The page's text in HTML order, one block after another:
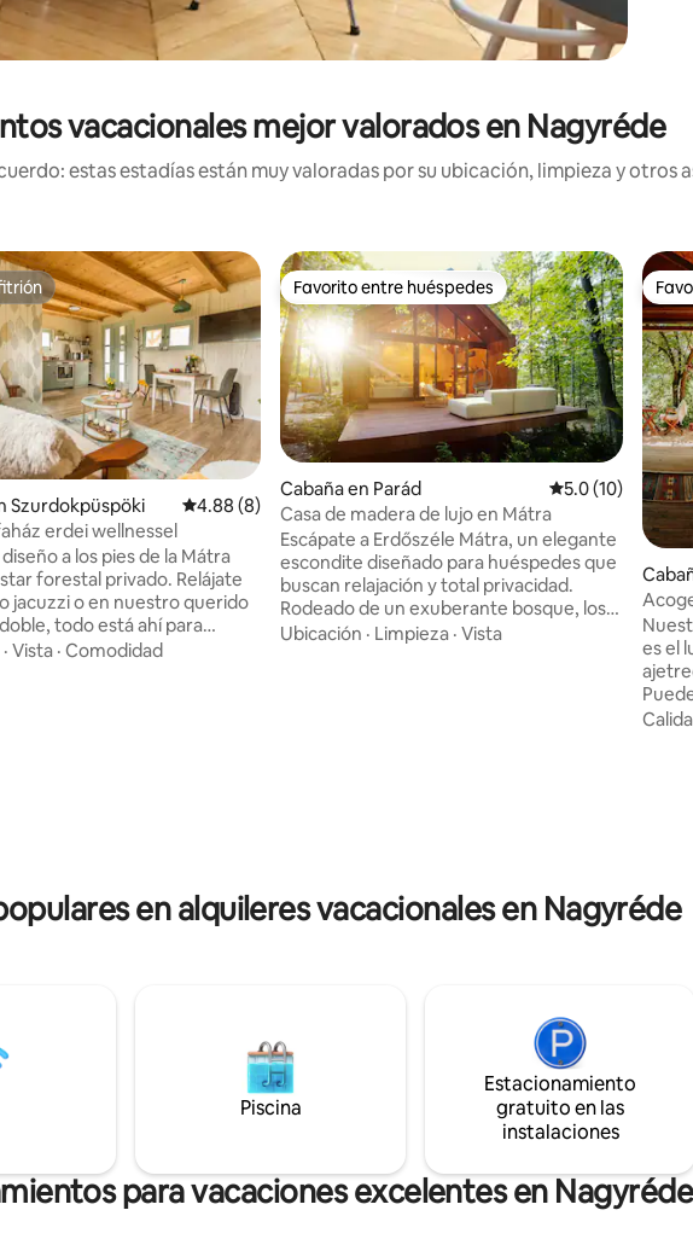
vacacionales mejor valorados en Nagyréde
estas estadías están muy valoradas por su ubicación, limpieza y otros
de 5, 26 reseñas
Szurdokpüspöki Calificación promedio: 4.88 de 5, 8 reseñas
4.88 (8)
erdei wellnessel
a los pies de la Mátra
forestal privado. Relájate
jacuzzi o en nuestro querido
todo está ahí para
los días más fríos, disfruta de
· Vista · Comodidad
Favorito entre huéspedes
Favorito entre huéspedes
Cabaña en Parád Calificación
5.0 (10)
Casa de madera de lujo en Mátra
Escápate a Erdőszéle Mátra, un elegante
escondite diseñado para huéspedes que
buscan relajación y total privacidad.
Rodeado de un exuberante bosque, los
interiores luminosos y espaciosos de la
Ubicación · Limpieza · Vista
es el
en alquileres vacacionales en Nagyréde
Piscina
Estacionamiento
gratuito en las
instalaciones
para vacaciones excelentes en Nagyréde